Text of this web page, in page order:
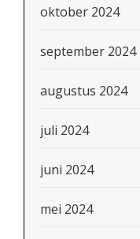
oktober 2024
september 2024
augustus 2024
juli 2024
juni 2024
mei 2024